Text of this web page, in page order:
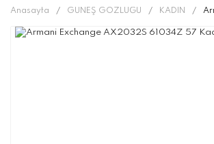
Anasayfa GÜNEŞ GÖZLÜĞÜ KADIN